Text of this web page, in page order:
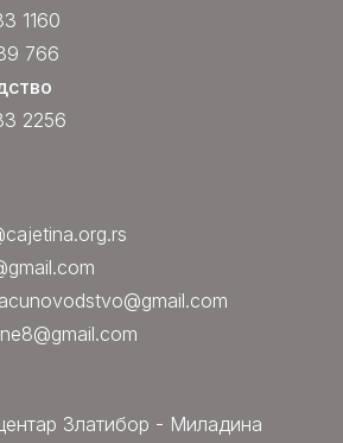
1160
766
2256
Златибор - Миладина